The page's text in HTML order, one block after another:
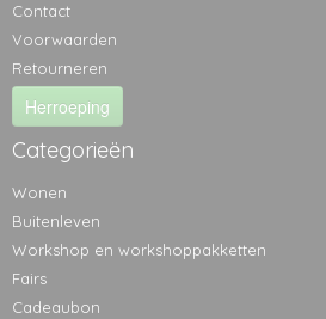
Contact
Voorwaarden
Retourneren
Herroeping
Categorieën
Wonen
Buitenleven
Workshop en workshoppakketten
Fairs
Cadeaubon